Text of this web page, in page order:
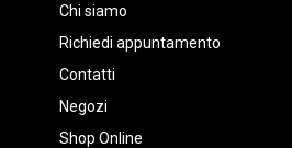
Chi siamo
Richiedi appuntamento
Contatti
Negozi
Shop Online